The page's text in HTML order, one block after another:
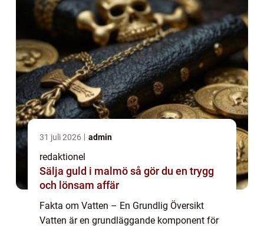
31 juli 2026 admin
redaktionel
Sälja guld i malmö så gör du en trygg
och lönsam affär
Fakta om Vatten – En Grundlig Översikt
Vatten är en grundläggande komponent för